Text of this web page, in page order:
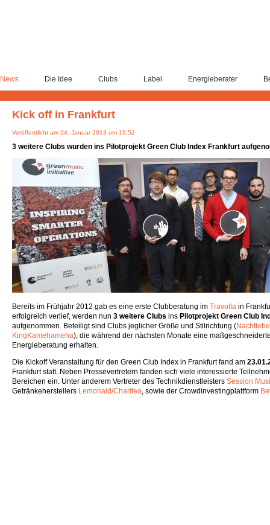
News Die Idee Clubs Label Energieberater
Kick off in Frankfurt
Veröffentlicht am 24. Januar 2013 um 19:52
3 weitere Clubs wurden ins Pilotprojekt Green Club Index Frankfurt
Bereits im Frühjahr 2012 gab es eine erste Clubberatung im Travolta in
erfolgreich verlief, werden nun 3 weitere Clubs ins Pilotprojekt Green Club
aufgenommen. Beteiligt sind Clubs jeglicher Größe und Stilrichtung (
KingKamehameha), die während der nächsten Monate eine
Energieberatung erhalten.
Die Kickoff Veranstaltung für den Green Club Index in Frankfurt fand am
Frankfurt statt. Neben Pressevertretern fanden sich viele interessierte
Bereichen ein. Unter anderem Vertreter des Technikdienstleisters Session
Getränkeherstellers Lemonaid/Charitea, sowie der Crowdinvestingplattform